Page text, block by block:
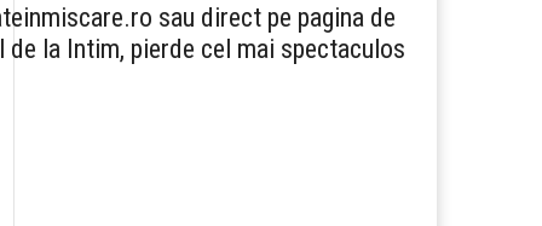
sau direct pe pagina de
de la Intim, pierde cel mai spectaculos